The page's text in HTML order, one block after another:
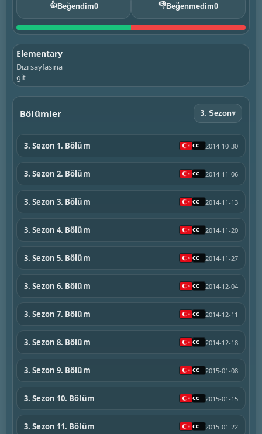
👍Beğendim0 👎Beğenmedim0
Elementary
Dizi sayfasına
git
Bölümler 3. Sezon▾
3. Sezon 1. Bölüm 2014-10-30
3. Sezon 2. Bölüm 2014-11-06
3. Sezon 3. Bölüm 2014-11-13
3. Sezon 4. Bölüm 2014-11-20
3. Sezon 5. Bölüm 2014-11-27
3. Sezon 6. Bölüm 2014-12-04
3. Sezon 7. Bölüm 2014-12-11
3. Sezon 8. Bölüm 2014-12-18
3. Sezon 9. Bölüm 2015-01-08
3. Sezon 10. Bölüm 2015-01-15
3. Sezon 11. Bölüm 2015-01-22